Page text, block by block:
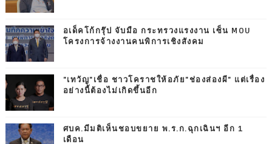
อเด็คโก้กรุ๊ป จับมือ กระทรวงแรงงาน เซ็น MOU
โครงการจ้างงานคนพิการเชิงสังคม
"เทวัญ"เชื่อ ชาวโคราชให้อภัย"ช่องส่องผี" แต่เรื่อง
อย่างนี้ต้องไม่เกิดขึ้นอีก
ศบค.มีมติเห็นชอบขยาย พ.ร.ก.ฉุกเฉินฯ อีก 1
เดือน